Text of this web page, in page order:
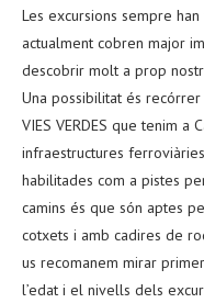
Les excursions sempre
actualment cobren major
descobrir molt a prop
Una possibilitat és
VIES VERDES que tenim a
infraestructures
habilitades com a pistes
camins és que són aptes
cotxets i amb cadires de
us recomanem mirar
l’edat i el nivells dels